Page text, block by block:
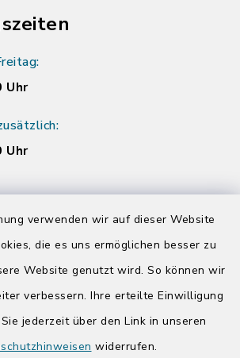
verwenden wir auf dieser Website
die es uns ermöglichen besser zu
Website genutzt wird. So können wir
verbessern. Ihre erteilte Einwilligung
jederzeit über den Link in unseren
widerrufen.
Uhr
Uhr
der Stadt Bad Segeberg